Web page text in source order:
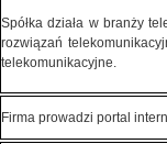
Spółka działa w branży
rozwiązań
telekomunikacyjne.
Firma prowadzi portal